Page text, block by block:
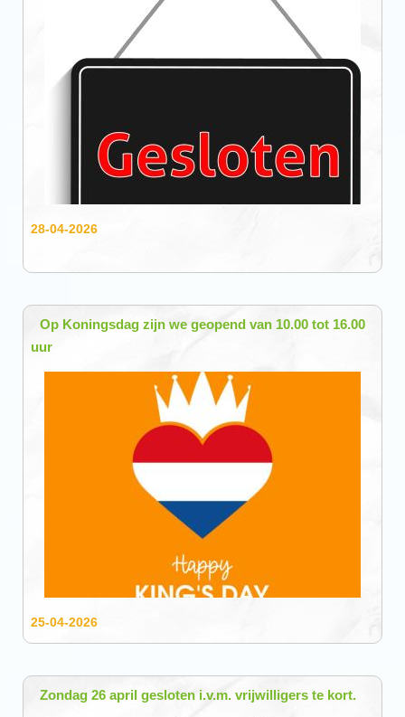
28-04-2026
Op Koningsdag zijn we geopend van 10.00 tot 16.00
uur
25-04-2026
Zondag 26 april gesloten i.v.m. vrijwilligers te kort.